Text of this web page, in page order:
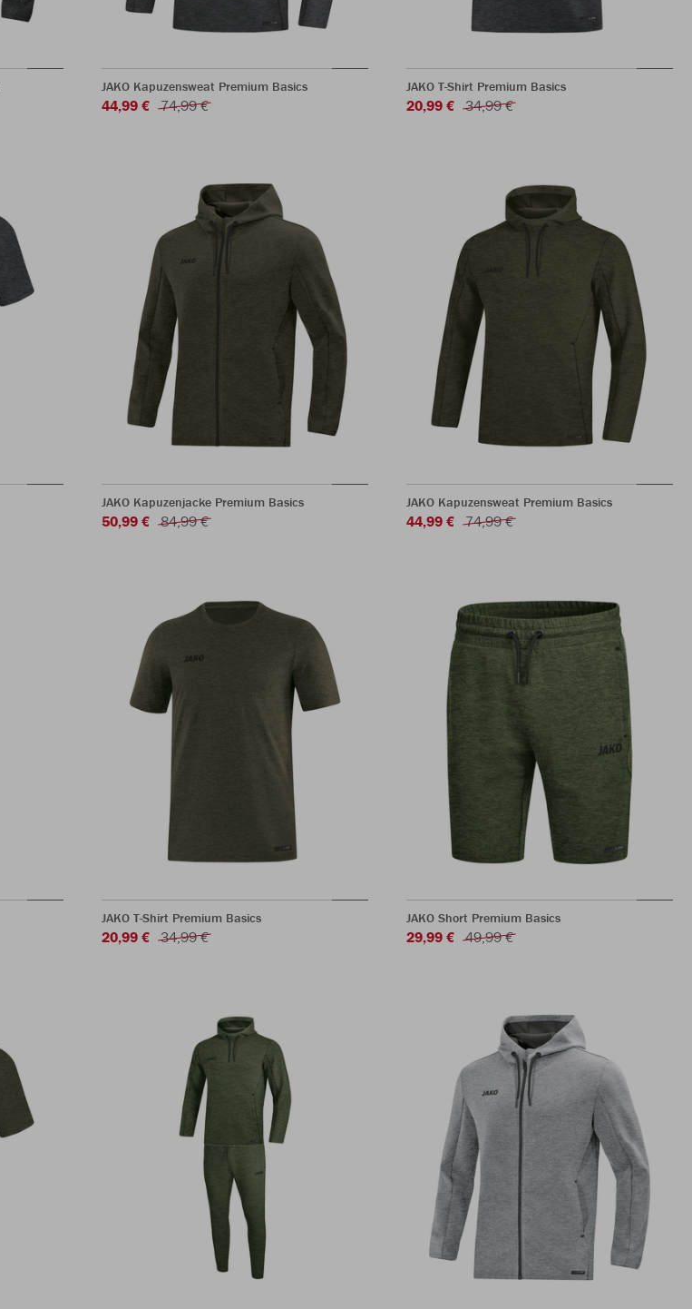
JAKO Kapuzensweat Premium Basics
44,99 € 74,99 €
JAKO T-Shirt Premium Basics
20,99 € 34,99 €
JAKO Kapuzenjacke Premium Basics
50,99 € 84,99 €
JAKO Kapuzensweat Premium Basics
44,99 € 74,99 €
JAKO T-Shirt Premium Basics
20,99 € 34,99 €
JAKO Short Premium Basics
29,99 € 49,99 €